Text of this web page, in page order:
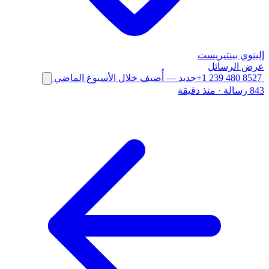
إلينوي بينتيريست
عرض الرسائل
+1 239 480 8527جديد — أُضيف خلال الأسبوع الماضي
843 رسالة
· منذ دقيقة